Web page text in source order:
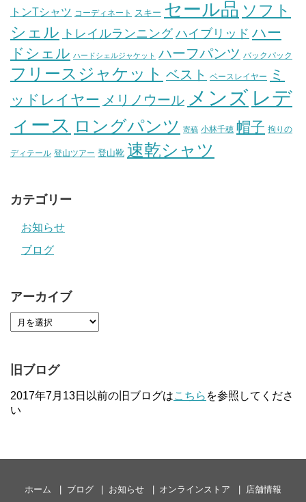
トンTシャツ コーディネート スキー セール品 ソフト
シェル トレイルランニング ハイブリッド ハー
ドシェル ハードシェルジャケット ハーフパンツ バックパック
フリースジャケット ベスト ベースレイヤー
ミ
ッドレイヤー メリノウール メンズ レデ
ィース ロングパンツ 寄稿 小林千穂 帽子 拘りの
ディテール 登山ツアー 登山靴 速乾シャツ
カテゴリー
お知らせ
ブログ
アーカイブ
旧ブログ
2017年7月13日以前の旧ブログはこちら を参照してくださ
い
ホーム ブログ お知らせ オンラインストア 店舗情報